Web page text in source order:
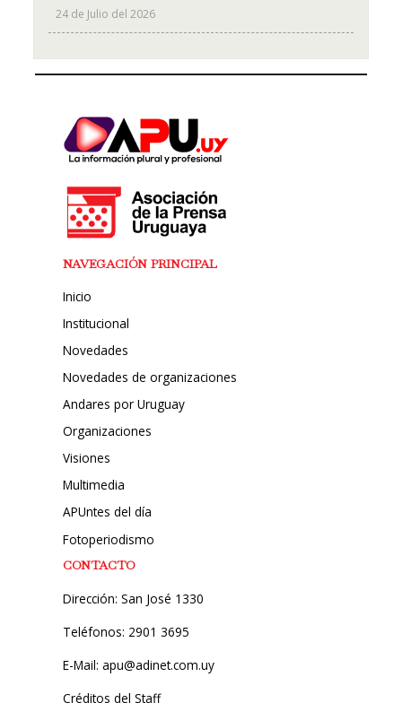
24 de Julio del 2026
NAVEGACIÓN PRINCIPAL
Inicio
Institucional
Novedades
Novedades de organizaciones
Andares por Uruguay
Organizaciones
Visiones
Multimedia
APUntes del día
Fotoperiodismo
CONTACTO
Dirección: San José 1330
Teléfonos: 2901 3695
E-Mail: apu@adinet.com.uy
Créditos del Staff